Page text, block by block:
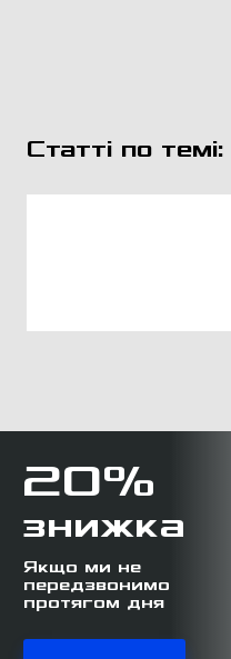
Статті по темі:
20%
знижка
Якщо ми не
передзвонимо
протягом дня